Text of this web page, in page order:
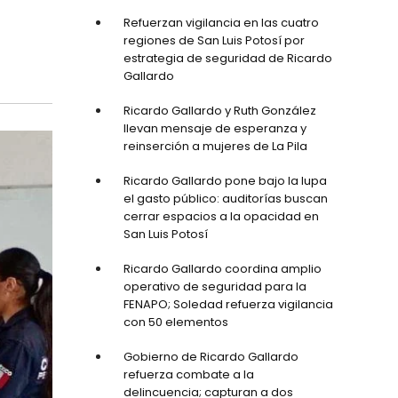
Refuerzan vigilancia en las cuatro
regiones de San Luis Potosí por
estrategia de seguridad de Ricardo
Gallardo
Ricardo Gallardo y Ruth González
llevan mensaje de esperanza y
reinserción a mujeres de La Pila
Ricardo Gallardo pone bajo la lupa
el gasto público: auditorías buscan
cerrar espacios a la opacidad en
San Luis Potosí
Ricardo Gallardo coordina amplio
operativo de seguridad para la
FENAPO; Soledad refuerza vigilancia
con 50 elementos
Gobierno de Ricardo Gallardo
refuerza combate a la
delincuencia; capturan a dos